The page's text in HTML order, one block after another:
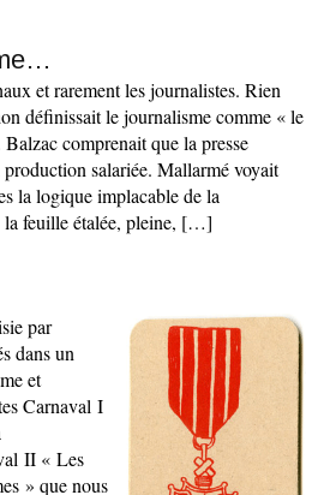
et rarement les journalistes. Rien
définissait le journalisme comme « le
comprenait que la presse
salariée. Mallarmé voyait
la logique implacable de la
la feuille étalée, pleine, […]
par
dans un
et
Carnaval I
II « Les
» que nous